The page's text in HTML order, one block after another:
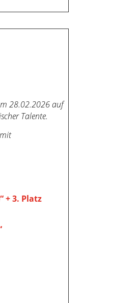
28.02.2026 auf
Talente.
+ 3. Platz